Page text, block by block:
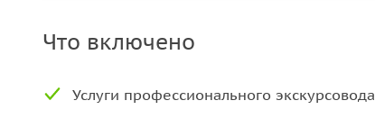
Что включено
Услуги профессионального экскурсовода